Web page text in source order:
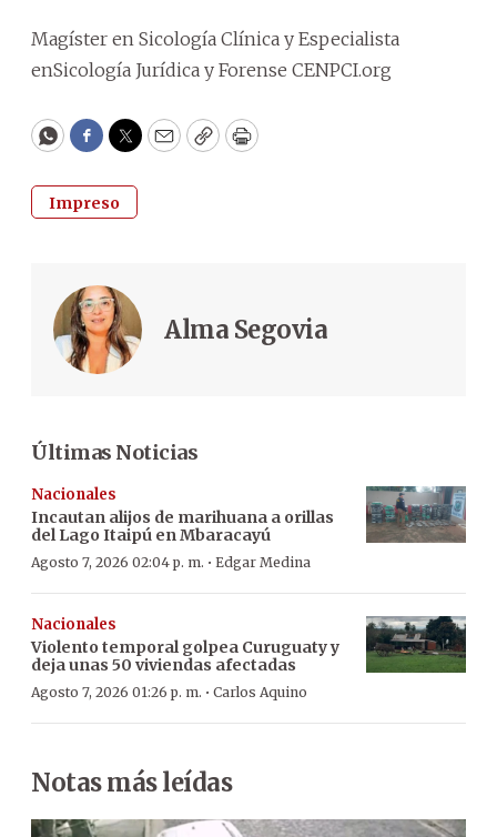
Magíster en Sicología Clínica y Especialista
enSicología Jurídica y Forense CENPCI.org
WhatsApp
Facebook
Twitter
EmailCopyPrint
Impreso
Alma Segovia
Últimas Noticias
Nacionales
Incautan alijos de marihuana a orillas
del Lago Itaipú en Mbaracayú
Agosto 7, 2026 02:04 p. m. · Edgar Medina
Nacionales
Violento temporal golpea Curuguaty y
deja unas 50 viviendas afectadas
Agosto 7, 2026 01:26 p. m. · Carlos Aquino
Notas más leídas